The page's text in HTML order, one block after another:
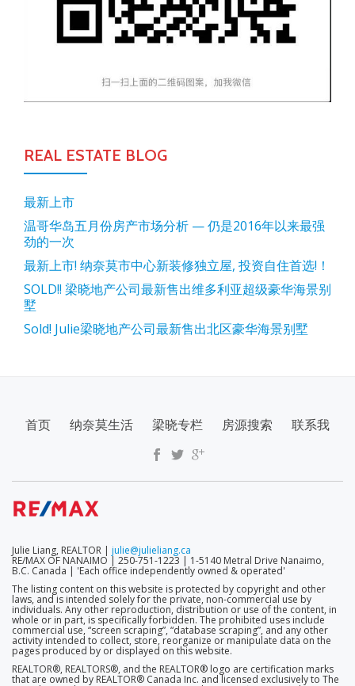
REAL ESTATE BLOG
最新上市
温哥华岛五月份房产市场分析 — 仍是2016年以来最强
劲的一次
最新上市! 纳奈莫市中心新装修独立屋, 投资自住首选!！
SOLD!! 梁晓地产公司最新售出维多利亚超级豪华海景别
墅
Sold! Julie梁晓地产公司最新售出北区豪华海景别墅
SECONDARY
MENU
首页 纳奈莫生活 梁晓专栏 房源搜索 联系我
Julie Liang, REALTOR | julie@julieliang.ca
RE/MAX OF NANAIMO | 250-751-1223 | 1-5140 Metral Drive Nanaimo,
B.C. Canada | 'Each office independently owned & operated'
The listing content on this website is protected by copyright and other
laws, and is intended solely for the private, non-commercial use by
individuals. Any other reproduction, distribution or use of the content, in
whole or in part, is specifically forbidden. The prohibited uses include
commercial use, “screen scraping”, “database scraping”, and any other
activity intended to collect, store, reorganize or manipulate data on the
pages produced by or displayed on this website.
REALTOR®, REALTORS®, and the REALTOR® logo are certification marks
that are owned by REALTOR® Canada Inc. and licensed exclusively to The